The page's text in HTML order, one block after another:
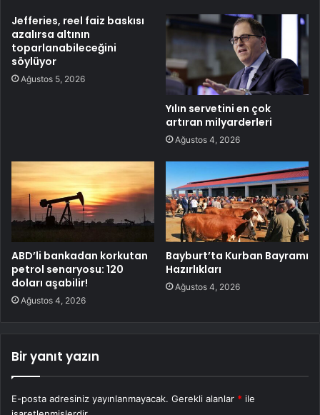
Jefferies, reel faiz baskısı
azalırsa altının
toparlanabileceğini
söylüyor
Ağustos 5, 2026
Yılın servetini en çok
artıran milyarderleri
Ağustos 4, 2026
ABD’li bankadan korkutan
petrol senaryosu: 120
doları aşabilir!
Ağustos 4, 2026
Bayburt’ta Kurban Bayramı
Hazırlıkları
Ağustos 4, 2026
Bir yanıt yazın
E-posta adresiniz yayınlanmayacak. Gerekli alanlar * ile